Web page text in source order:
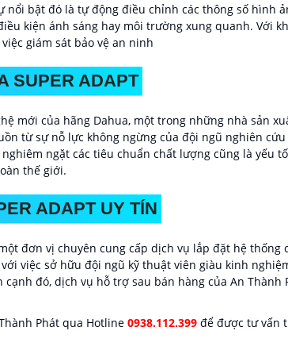
nổi bật đó là tự động điều chỉnh các thông số hình
kiện ánh sáng hay môi trường xung quanh. Với
giám sát bảo vệ an ninh
SUPER ADAPT
mới của hãng Dahua, một trong những nhà sản
từ sự nỗ lực không ngừng của đội ngũ nghiên
ngặt các tiêu chuẩn chất lượng cũng là yếu
thế giới.
ADAPT UY TÍN
đơn vị chuyên cung cấp dịch vụ lắp đặt hệ thống
việc sở hữu đội ngũ kỹ thuật viên giàu kinh
đó, dịch vụ hỗ trợ sau bán hàng của An
Phát qua Hotline 0938.112.399 để được tư vấn